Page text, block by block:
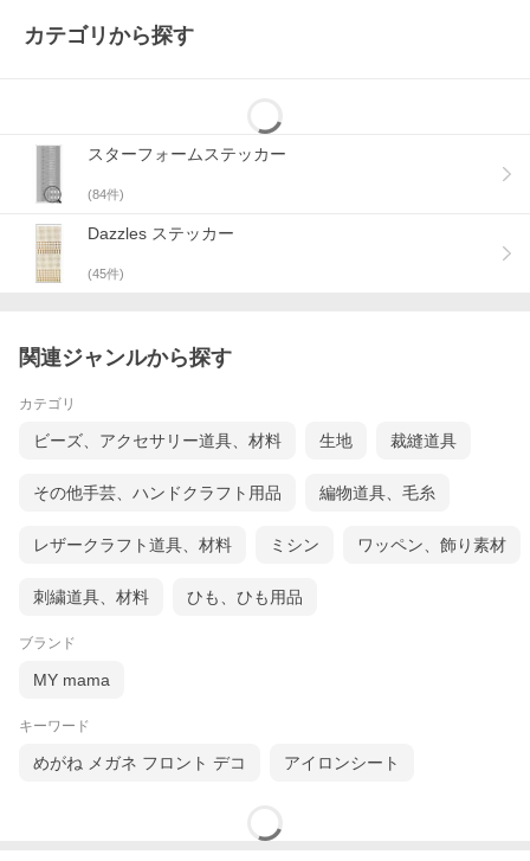
カテゴリから探す
スターフォームステッカー
(84件)
Dazzles ステッカー
(45件)
関連ジャンルから探す
カテゴリ
ビーズ、アクセサリー道具、材料 生地 裁縫道具
その他手芸、ハンドクラフト用品 編物道具、毛糸
レザークラフト道具、材料 ミシン ワッペン、飾り素材
刺繍道具、材料 ひも、ひも用品
ブランド
MY mama
キーワード
めがね メガネ フロント デコ アイロンシート